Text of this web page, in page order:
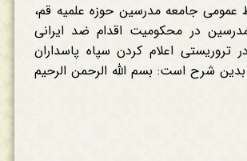
عمومی جامعه مدرسین حوزه علمیه قم،
مدرسین در محکومیت اقدام ضد ایرانی
تروریستی اعلام کردن سپاه پاسداران
بدین شرح است: بسم الله الرحمن الرحیم